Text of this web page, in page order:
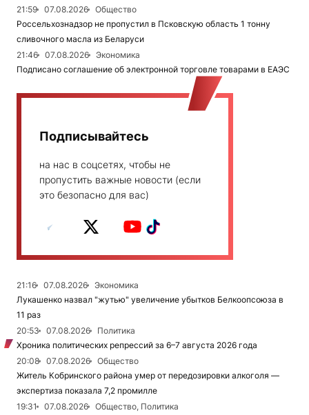
21:59
07.08.2026
Общество
Россельхознадзор не пропустил в Псковскую область 1 тонну
сливочного масла из Беларуси
21:46
07.08.2026
Экономика
Подписано соглашение об электронной торговле товарами в ЕАЭС
Подписывайтесь
на нас в соцсетях, чтобы не
пропустить важные новости (если
это безопасно для вас)
21:16 07.08.2026
Экономика
Лукашенко назвал "жутью" увеличение убытков Белкоопсоюза в
11 раз
20:53
07.08.2026
Политика
Хроника политических репрессий за 6–7 августа 2026 года
20:08
07.08.2026
Общество
Житель Кобринского района умер от передозировки алкоголя —
экспертиза показала 7,2 промилле
19:31
07.08.2026
Общество, Политика